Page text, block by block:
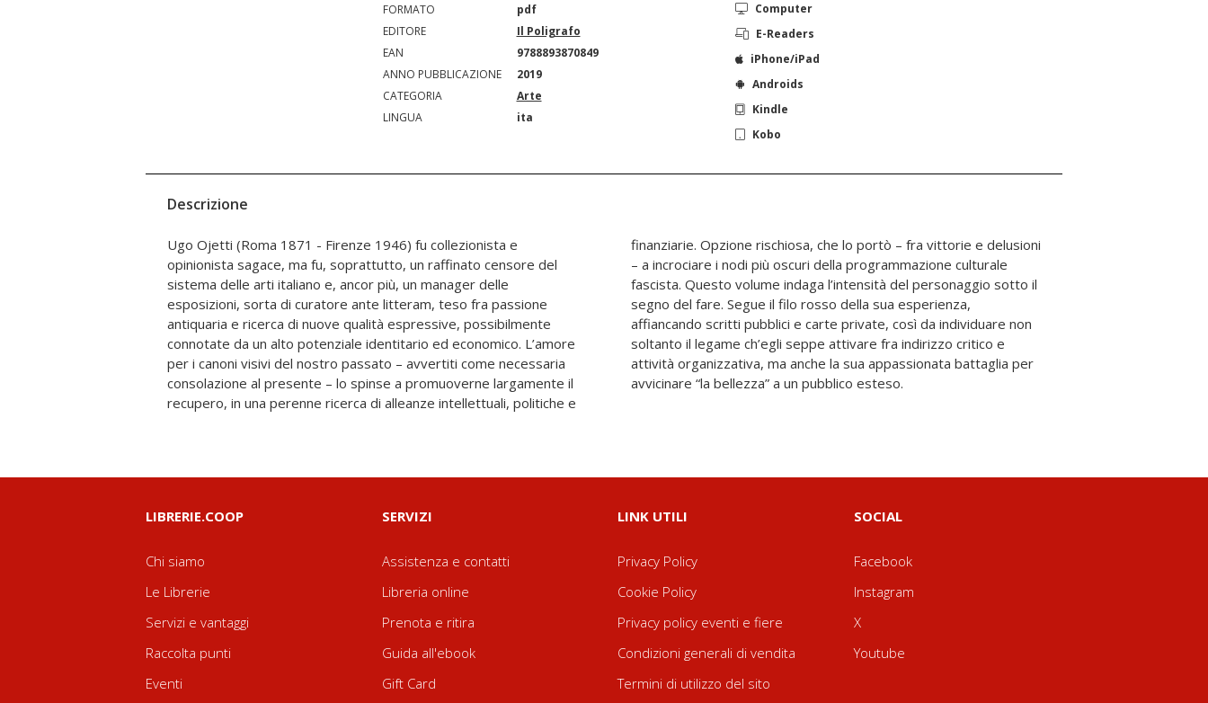
FORMATO
pdf
EDITORE
Il Poligrafo
EAN
9788893870849
ANNO PUBBLICAZIONE
2019
CATEGORIA
Arte
LINGUA
ita
Computer
E-Readers
iPhone/iPad
Androids
Kindle
Kobo
Descrizione
Ugo Ojetti (Roma 1871 - Firenze 1946) fu collezionista e
opinionista sagace, ma fu, soprattutto, un raffinato censore del
sistema delle arti italiano e, ancor più, un manager delle
esposizioni, sorta di curatore ante litteram, teso fra passione
antiquaria e ricerca di nuove qualità espressive, possibilmente
connotate da un alto potenziale identitario ed economico. L’amore
per i canoni visivi del nostro passato – avvertiti come necessaria
consolazione al presente – lo spinse a promuoverne largamente il
recupero, in una perenne ricerca di alleanze intellettuali, politiche e
finanziarie. Opzione rischiosa, che lo portò – fra vittorie e delusioni
– a incrociare i nodi più oscuri della programmazione culturale
fascista. Questo volume indaga l’intensità del personaggio sotto il
segno del fare. Segue il filo rosso della sua esperienza,
affiancando scritti pubblici e carte private, così da individuare non
soltanto il legame ch’egli seppe attivare fra indirizzo critico e
attività organizzativa, ma anche la sua appassionata battaglia per
avvicinare “la bellezza” a un pubblico esteso.
LIBRERIE.COOP
Chi siamo
Le Librerie
Servizi e vantaggi
Raccolta punti
Eventi
SERVIZI
Assistenza e contatti
Libreria online
Prenota e ritira
Guida all'ebook
Gift Card
LINK UTILI
Privacy Policy
Cookie Policy
Privacy policy eventi e fiere
Condizioni generali di vendita
Termini di utilizzo del sito
SOCIAL
Facebook
Instagram
X
Youtube